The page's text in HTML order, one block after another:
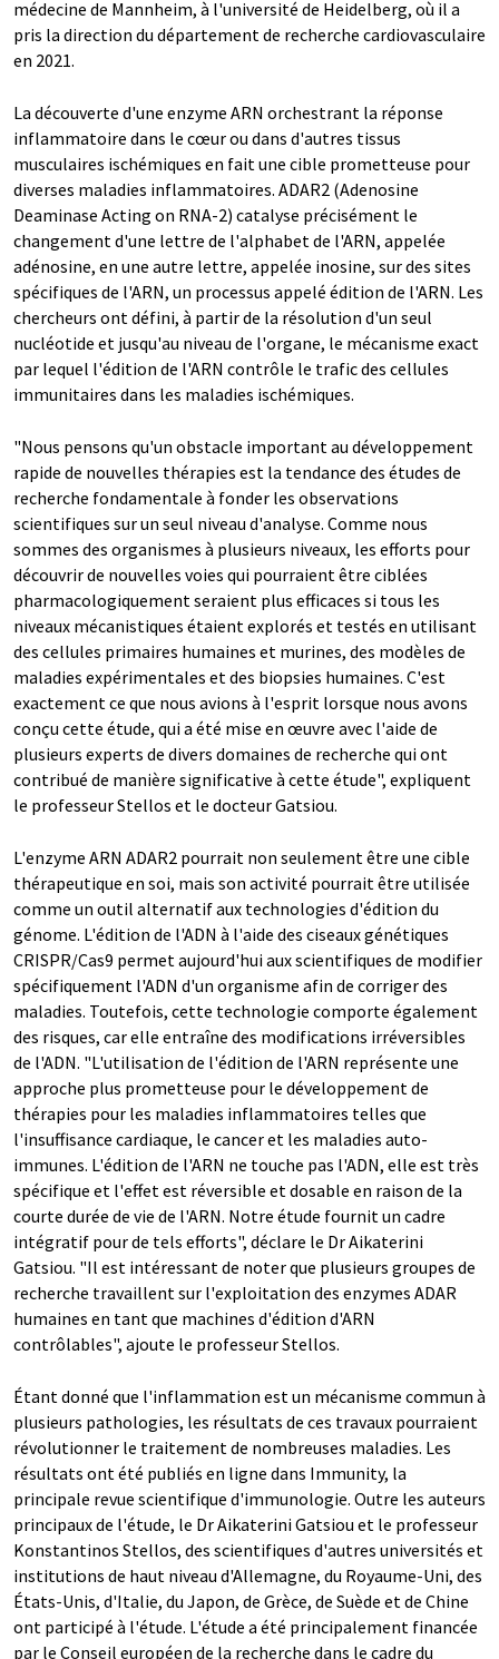
médecine de Mannheim, à l'université de Heidelberg, où il a
pris la direction du département de recherche cardiovasculaire
en 2021.
La découverte d'une enzyme ARN orchestrant la réponse
inflammatoire dans le cœur ou dans d'autres tissus
musculaires ischémiques en fait une cible prometteuse pour
diverses maladies inflammatoires. ADAR2 (Adenosine
Deaminase Acting on RNA-2) catalyse précisément le
changement d'une lettre de l'alphabet de l'ARN, appelée
adénosine, en une autre lettre, appelée inosine, sur des sites
spécifiques de l'ARN, un processus appelé édition de l'ARN. Les
chercheurs ont défini, à partir de la résolution d'un seul
nucléotide et jusqu'au niveau de l'organe, le mécanisme exact
par lequel l'édition de l'ARN contrôle le trafic des cellules
immunitaires dans les maladies ischémiques.
"Nous pensons qu'un obstacle important au développement
rapide de nouvelles thérapies est la tendance des études de
recherche fondamentale à fonder les observations
scientifiques sur un seul niveau d'analyse. Comme nous
sommes des organismes à plusieurs niveaux, les efforts pour
découvrir de nouvelles voies qui pourraient être ciblées
pharmacologiquement seraient plus efficaces si tous les
niveaux mécanistiques étaient explorés et testés en utilisant
des cellules primaires humaines et murines, des modèles de
maladies expérimentales et des biopsies humaines. C'est
exactement ce que nous avions à l'esprit lorsque nous avons
conçu cette étude, qui a été mise en œuvre avec l'aide de
plusieurs experts de divers domaines de recherche qui ont
contribué de manière significative à cette étude", expliquent
le professeur Stellos et le docteur Gatsiou.
L'enzyme ARN ADAR2 pourrait non seulement être une cible
thérapeutique en soi, mais son activité pourrait être utilisée
comme un outil alternatif aux technologies d'édition du
génome. L'édition de l'ADN à l'aide des ciseaux génétiques
CRISPR/Cas9 permet aujourd'hui aux scientifiques de modifier
spécifiquement l'ADN d'un organisme afin de corriger des
maladies. Toutefois, cette technologie comporte également
des risques, car elle entraîne des modifications irréversibles
de l'ADN. "L'utilisation de l'édition de l'ARN représente une
approche plus prometteuse pour le développement de
thérapies pour les maladies inflammatoires telles que
l'insuffisance cardiaque, le cancer et les maladies auto-
immunes. L'édition de l'ARN ne touche pas l'ADN, elle est très
spécifique et l'effet est réversible et dosable en raison de la
courte durée de vie de l'ARN. Notre étude fournit un cadre
intégratif pour de tels efforts", déclare le Dr Aikaterini
Gatsiou. "Il est intéressant de noter que plusieurs groupes de
recherche travaillent sur l'exploitation des enzymes ADAR
humaines en tant que machines d'édition d'ARN
contrôlables", ajoute le professeur Stellos.
Étant donné que l'inflammation est un mécanisme commun à
plusieurs pathologies, les résultats de ces travaux pourraient
révolutionner le traitement de nombreuses maladies. Les
résultats ont été publiés en ligne dans Immunity, la
principale revue scientifique d'immunologie. Outre les auteurs
principaux de l'étude, le Dr Aikaterini Gatsiou et le professeur
Konstantinos Stellos, des scientifiques d'autres universités et
institutions de haut niveau d'Allemagne, du Royaume-Uni, des
États-Unis, d'Italie, du Japon, de Grèce, de Suède et de Chine
ont participé à l'étude. L'étude a été principalement financée
par le Conseil européen de la recherche dans le cadre du